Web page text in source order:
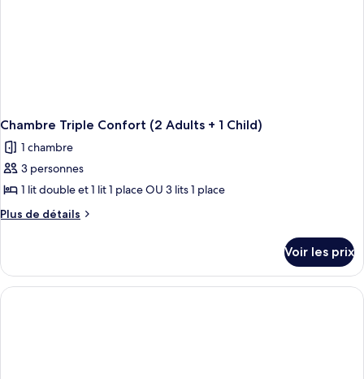
Chambre Triple Confort (2 Adults + 1 Child)
1 chambre
3 personnes
1 lit double et 1 lit 1 place OU 3 lits 1 place
Plus de détails
Plus
le
type
de
Voir les prix